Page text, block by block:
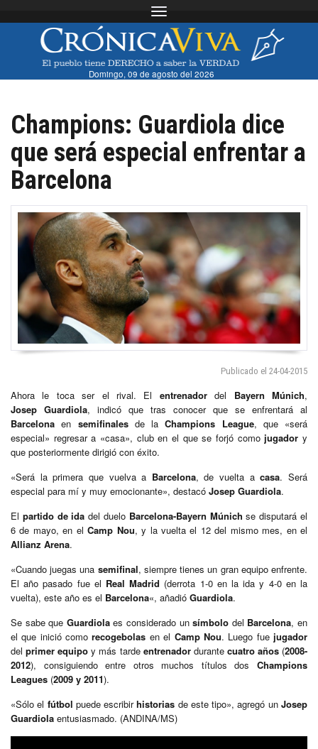
Toggle navigation
Domingo, 09 de agosto del 2026
Champions: Guardiola dice
que será especial enfrentar a
Barcelona
Publicado el 24-04-2015
Ahora le toca ser el rival. El entrenadordel Bayern Múnich,
Josep Guardiola, indicó que tras conocer que se enfrentará al
Barcelona en semifinalesde laChampions League, que «será
especial» regresar a «casa», club en el que se forjó como jugador y
que posteriormente dirigió con éxito.
«Será la primera que vuelva a Barcelona, de vuelta acasa. Será
especial para mí y muy emocionante», destacó Josep Guardiola.
El partido de ida del duelo Barcelona-Bayern Múnich se disputará el
6 de mayo, en elCamp Nou, y la vuelta el 12 del mismo mes, en el
Allianz Arena.
«Cuando juegas una semifinal, siempre tienes un gran equipo enfrente.
El año pasado fue el Real Madrid (derrota 1-0 en la ida y 4-0 en la
vuelta), este año es el Barcelona«, añadió Guardiola.
Se sabe que Guardiolaes considerado unsímbolo del Barcelona, en
el que inició comorecogebolas en el Camp Nou. Luego fue jugador
delprimer equipo y más tarde entrenadordurante cuatro años(2008-
2012), consiguiendo entre otros muchos títulos dos Champions
Leagues (2009 y 2011).
«Sólo el fútbol puede escribirhistorias de este tipo», agregó unJosep
Guardiola entusiasmado. (ANDINA/MS)